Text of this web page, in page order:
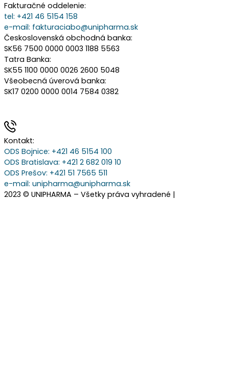
Fakturačné oddelenie:
tel: +421 46 5154 158
e-mail: fakturaciabo@unipharma.sk
Československá obchodná banka:
SK56 7500 0000 0003 1188 5563
Tatra Banka:
SK55 1100 0000 0026 2600 5048
Všeobecná úverová banka:
SK17 0200 0000 0014 7584 0382
Kontakt:
ODS Bojnice: +421 46 5154 100
ODS Bratislava: +421 2 682 019 10
ODS Prešov: +421 51 7565 511
e-mail: unipharma@unipharma.sk
2023 © UNIPHARMA – Všetky práva vyhradené |